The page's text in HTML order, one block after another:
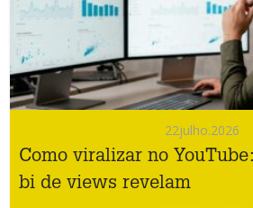
22julho.2026
Como viralizar no
bi de views revelam